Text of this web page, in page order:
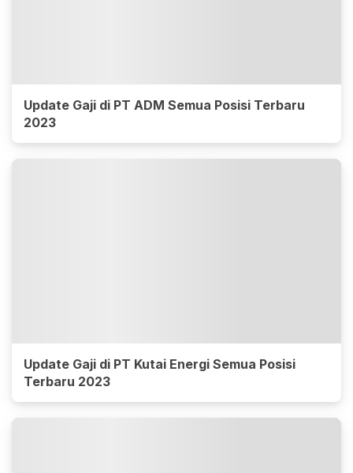
Update Gaji di PT ADM Semua Posisi Terbaru
2023
Update Gaji di PT Kutai Energi Semua Posisi
Terbaru 2023